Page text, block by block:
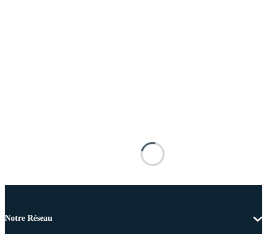
Notre Réseau